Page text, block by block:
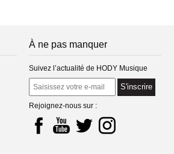
À ne pas manquer
Suivez l’actualité de HODY Musique
S'inscrire
Rejoignez-nous sur :